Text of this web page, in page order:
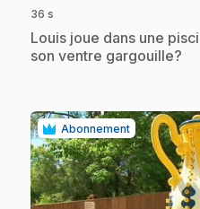
36 s
.Louis joue dans une
son ventre gargouille?
Abonnement